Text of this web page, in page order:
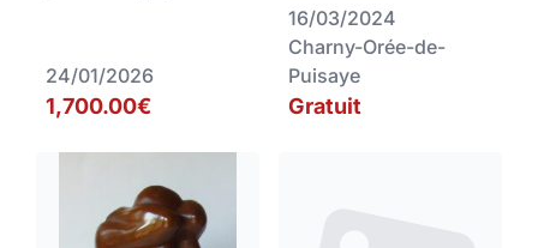
24/01/2026
1,700.00€
16/03/2024
Charny-Orée-de-
Puisaye
Gratuit